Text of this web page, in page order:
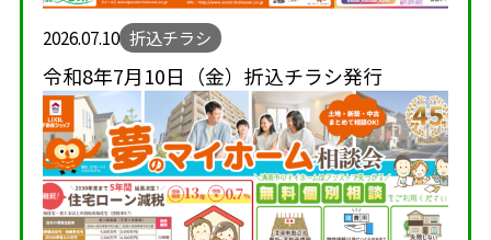
2026.07.10 折込チラシ
令和8年7月10日（金）折込チラシ発行